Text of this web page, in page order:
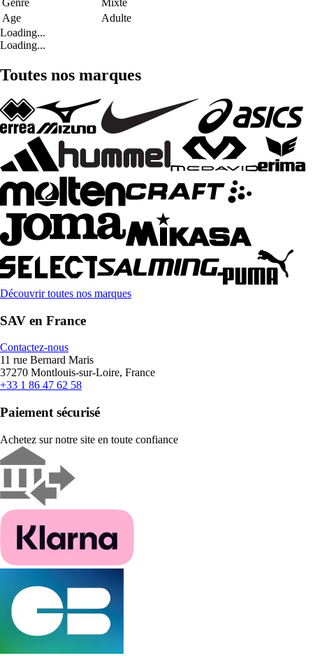
Genre
Mixte
Age
Adulte
Loading...
Loading...
Toutes nos marques
Découvrir toutes nos marques
SAV en France
Contactez-nous
11 rue Bernard Maris
37270 Montlouis-sur-Loire, France
+33 1 86 47 62 58
Paiement sécurisé
Achetez sur notre site en toute confiance